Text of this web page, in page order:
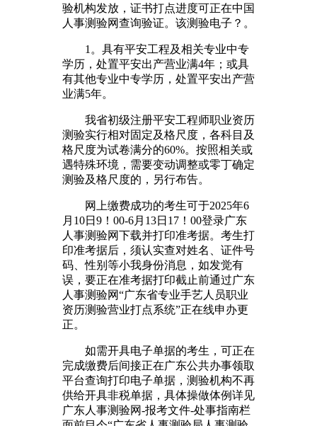
验机构发放，证书打点进度可正在中国
人事测验网查询验证。该测验电子？。
1。具有平安工程及相关专业中专
学历，处置平安出产营业满4年；或具
有其他专业中专学历，处置平安出产营
业满5年。
我省初级注册平安工程师职业资历
测验实行相对固定及格尺度，各科目及
格尺度为试卷满分的60%。按照相关或
遇特殊环境，需要变动调整或零丁确定
测验及格尺度的，另行布告。
网上缴费成功的考生可于2025年6
月10日9！00-6月13日17！00登录广东
人事测验网下载并打印准考据。考生打
印准考据后，须认实查对姓名、证件号
码、性别等小我身份消息，如发觉有
误，要正在准考据打印截止前通过广东
人事测验网“广东省专业手艺人员职业
资历测验营业打点系统”正在线申办更
正。
如需开具电子单据的考生，可正在
完成缴费后间接正在广东公共办事领取
平台查询打印电子单据，测验机构不再
供给开具非税单据，具体操做体例详见
广东人事测验网-报考文件-处事指南栏